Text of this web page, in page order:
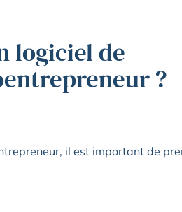
logiciel de
?
il est important de